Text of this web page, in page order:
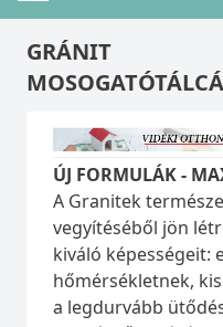
GRÁNIT
ÚJ FORMULÁK -
A Granitek
vegyítéséből jön
kiváló képességeit:
hőmérsékletnek,
a legdurvább